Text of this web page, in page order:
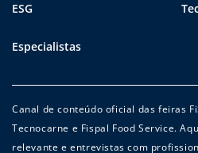
ESG
Especialistas
Canal de conteúdo oficial das feiras
Tecnocarne e Fispal Food Service.
relevante e entrevistas com